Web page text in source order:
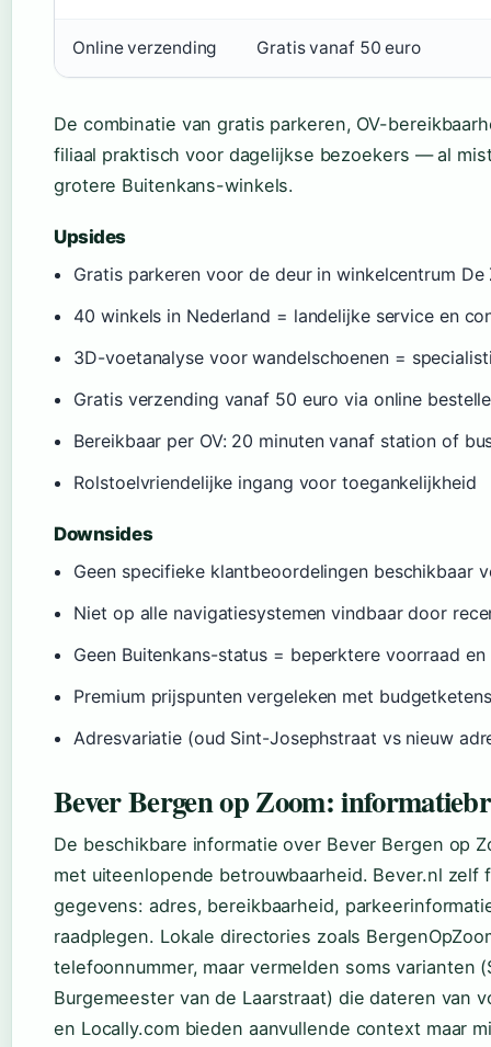
Online verzending Gratis vanaf 50 euro
De combinatie van gratis parkeren, OV-
filiaal praktisch voor dagelijkse bezoekers — al
grotere Buitenkans-winkels.
Upsides
Gratis parkeren voor de deur in winkelcentrum De
40 winkels in Nederland = landelijke service en
3D-voetanalyse voor wandelschoenen =
Gratis verzending vanaf 50 euro via online
Bereikbaar per OV: 20 minuten vanaf station of
Rolstoelvriendelijke ingang voor toegankelijkheid
Downsides
Geen specifieke klantbeoordelingen beschikbaar
Niet op alle navigatiesystemen vindbaar door
Geen Buitenkans-status = beperktere voorraad en
Premium prijspunten vergeleken met budgetketens
Adresvariatie (oud Sint-Josephstraat vs nieuw
Bever Bergen op Zoom:
De beschikbare informatie over Bever Bergen op
met uiteenlopende betrouwbaarheid. Bever.nl
gegevens: adres, bereikbaarheid,
raadplegen. Lokale directories zoals
telefoonnummer, maar vermelden soms varianten
Burgemeester van de Laarstraat) die dateren van
en Locally.com bieden aanvullende context maar